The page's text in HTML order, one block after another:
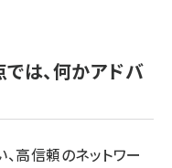
は、何かアドバ
高信頼のネットワー